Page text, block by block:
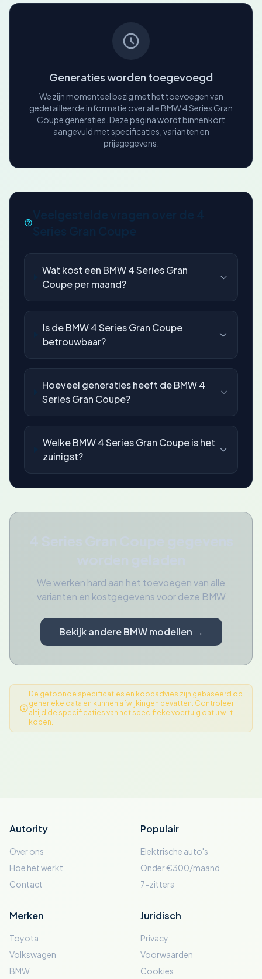
Generaties worden toegevoegd
We zijn momenteel bezig met het toevoegen van
gedetailleerde informatie over alle BMW 4 Series Gran
Coupe generaties. Deze pagina wordt binnenkort
aangevuld met specificaties, varianten en
prijsgegevens.
Wat kost een BMW 4 Series Gran
Coupe per maand?
Is de BMW 4 Series Gran Coupe
betrouwbaar?
Hoeveel generaties heeft de BMW 4
Series Gran Coupe?
Welke BMW 4 Series Gran Coupe is het
zuinigst?
We werken hard aan het toevoegen van alle
varianten en kostgegevens voor deze BMW
Bekijk andere BMW modellen →
De getoonde specificaties en koopadvies zijn gebaseerd op
generieke data en kunnen afwijkingen bevatten. Controleer
altijd de specificaties van het specifieke voertuig dat u wilt
kopen.
Autority
Over ons
Hoe het werkt
Contact
Populair
Elektrische auto's
Onder €300/maand
7-zitters
Merken
Toyota
Volkswagen
BMW
Juridisch
Privacy
Voorwaarden
Cookies